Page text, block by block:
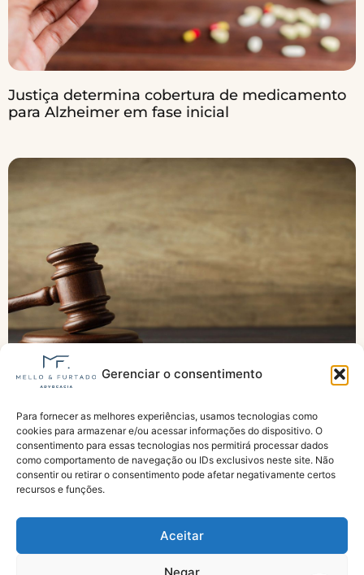
Gerenciar o consentimento
Para fornecer as melhores experiências, usamos tecnologias como
cookies para armazenar e/ou acessar informações do dispositivo. O
consentimento para essas tecnologias nos permitirá processar dados
como comportamento de navegação ou IDs exclusivos neste site. Não
consentir ou retirar o consentimento pode afetar negativamente certos
recursos e funções.
Aceitar
Negar
Justiça determina cobertura de medicamento
para Alzheimer em fase inicial
Projeto pode dificultar ações contra o INSS?
Entidades apontam riscos à gratuidade da
Justiça